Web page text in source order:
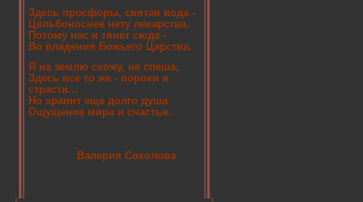
Здесь просфоры, святая вода -
Цельбоноснее нету лекарства.
Потому нас и тянет сюда -
Во владения Божьего Царства.
Я на землю схожу, не спеша,
Здесь все то же - пороки и
страсти...
Но хранит еще долго душа
Ощущение мира и счастья.
Валерия Соколова